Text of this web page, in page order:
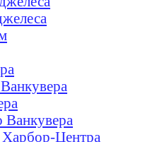
Ванкувера
Центра